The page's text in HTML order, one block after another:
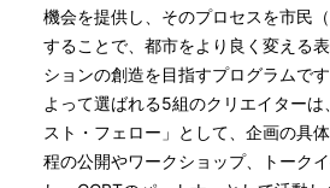
機会を提供し、そのプロセスを市民
することで、都市をより良く変える
ションの創造を目指すプログラムで
よって選ばれる5組のクリエイターは
スト・フェロー」として、企画の具
程の公開やワークショップ、トーク